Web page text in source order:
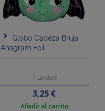
Globo Cabeza Bruja
Anagram Foil
1 unidad
Precio
3,25 €
Añadir al carrito